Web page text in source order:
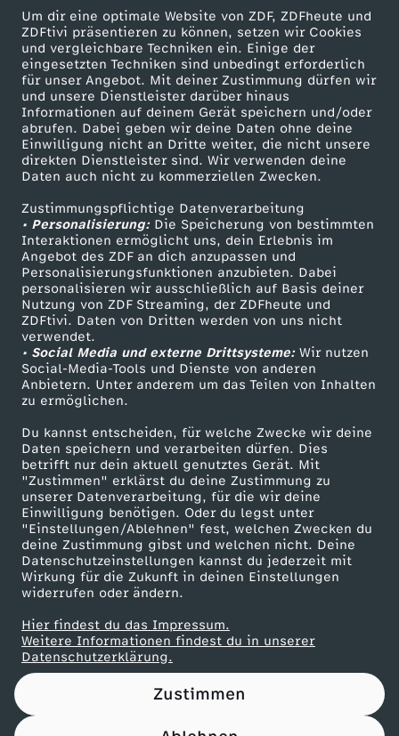
Um dir eine optimale Website von ZDF, ZDFheute und
ZDFtivi präsentieren zu können, setzen wir Cookies
und vergleichbare Techniken ein. Einige der
eingesetzten Techniken sind unbedingt erforderlich
für unser Angebot. Mit deiner Zustimmung dürfen wir
und unsere Dienstleister darüber hinaus
Informationen auf deinem Gerät speichern und/oder
abrufen. Dabei geben wir deine Daten ohne deine
Einwilligung nicht an Dritte weiter, die nicht unsere
direkten Dienstleister sind. Wir verwenden deine
Daten auch nicht zu kommerziellen Zwecken.
Zustimmungspflichtige Datenverarbeitung
• Personalisierung:Die Speicherung von bestimmten
Interaktionen ermöglicht uns, dein Erlebnis im
Angebot des ZDF an dich anzupassen und
Personalisierungsfunktionen anzubieten. Dabei
personalisieren wir ausschließlich auf Basis deiner
Nutzung von ZDF Streaming, der ZDFheute und
ZDFtivi. Daten von Dritten werden von uns nicht
verwendet.
• Social Media und externe Drittsysteme:Wir nutzen
Social-Media-Tools und Dienste von anderen
Anbietern. Unter anderem um das Teilen von Inhalten
zu ermöglichen.
Du kannst entscheiden, für welche Zwecke wir deine
Daten speichern und verarbeiten dürfen. Dies
betrifft nur dein aktuell genutztes Gerät. Mit
"Zustimmen" erklärst du deine Zustimmung zu
unserer Datenverarbeitung, für die wir deine
Einwilligung benötigen. Oder du legst unter
"Einstellungen/Ablehnen" fest, welchen Zwecken du
deine Zustimmung gibst und welchen nicht. Deine
Datenschutzeinstellungen kannst du jederzeit mit
Wirkung für die Zukunft in deinen Einstellungen
widerrufen oder ändern.
Hier findest du das Impressum.
Weitere Informationen findest du in unserer
Datenschutzerklärung.
Zustimmen
m
g
i
p
f
e
l
i
m
K
a
n
z
l
e
r
Mehr ZDF
ZDF-Apps
Smart TV
ZDFtext
Livestreams
Sendungen A-Z
TV-Programm
Service
ZDFmitreden
Kontakt zum ZDF
Tickets
Zuschauerservice
Hilfe
ZDF Unternehmen
Karriere
ZDF goes Schule
Werbefernsehen
Mainzelmännchen
Partner